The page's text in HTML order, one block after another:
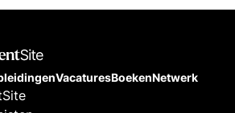
VacaturesBoekenNetwerk